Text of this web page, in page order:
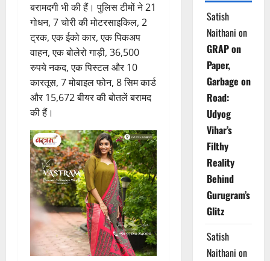
बरामदगी भी की हैं। पुलिस टीमों ने 21
गोधन, 7 चोरी की मोटरसाइकिल, 2
ट्रक, एक ईको कार, एक पिकअप
वाहन, एक बोलेरो गाड़ी, 36,500
रुपये नकद, एक पिस्टल और 10
कारतूस, 7 मोबाइल फोन, 8 सिम कार्ड
और 15,672 बीयर की बोतलें बरामद
की हैं।
Satish
Naithani on
GRAP on
Paper,
Garbage on
Road:
Udyog
Vihar’s
Filthy
Reality
Behind
Gurugram’s
Glitz
Satish
Naithani on